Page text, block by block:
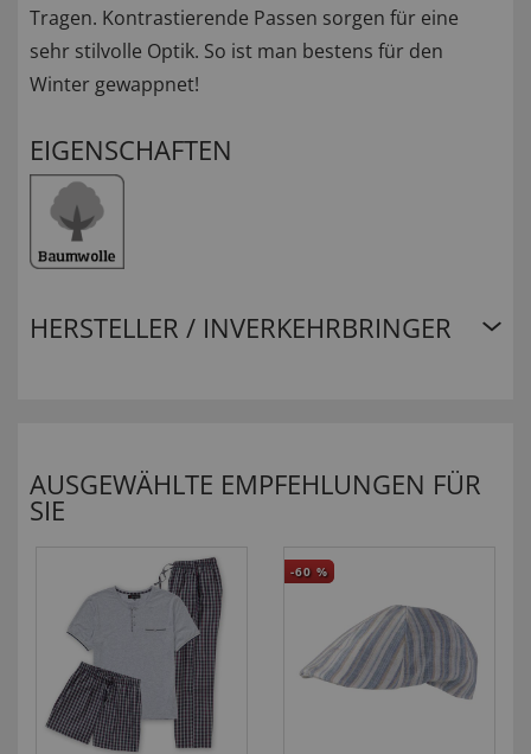
Tragen. Kontrastierende Passen sorgen für eine
sehr stilvolle Optik. So ist man bestens für den
Winter gewappnet!
EIGENSCHAFTEN
HERSTELLER / INVERKEHRBRINGER
AUSGEWÄHLTE EMPFEHLUNGEN FÜR
SIE
-60 %